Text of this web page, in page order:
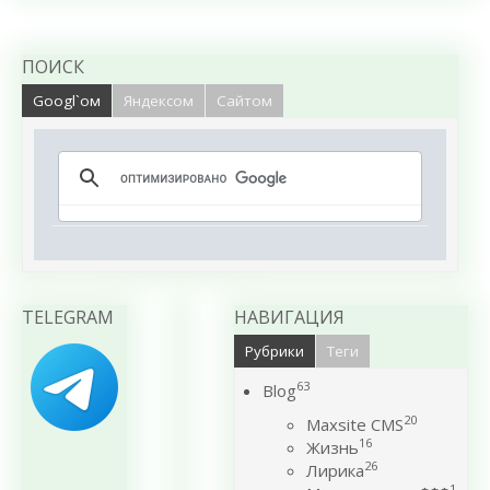
ПОИСК
Googl`ом Яндексом Сайтом
TELEGRAM НАВИГАЦИЯ
Рубрики Теги
Blog63
Maxsite CMS20
Жизнь16
Лирика26